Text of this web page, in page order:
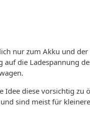
nur zum Akku und
die Ladespannung
Idee diese vorsichtig
sind meist für